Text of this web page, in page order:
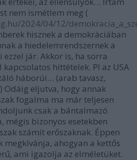
nem ismétlem meg (
2024/04/12/
hisznek a demokráciában
a hiedelemrendszernek a
jár. Akkor is, ha sorra
kapcsolatos hittételek. Pl az USA
háborúi… (arab tavasz,
Odáig eljutva, hogy annak
fogalma ma már teljesen
csak a bántalmazó
mégis bizonyos esetekben
számít erőszaknak. Éppen
megkívánja, ahogyan a kettős
ami igazolja az elméletüket.